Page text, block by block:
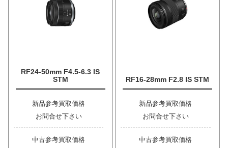
RF24-50mm F4.5-6.3 IS
STM
新品参考買取価格
お問合せ下さい
中古参考買取価格
RF16-28mm F2.8 IS STM
新品参考買取価格
お問合せ下さい
中古参考買取価格